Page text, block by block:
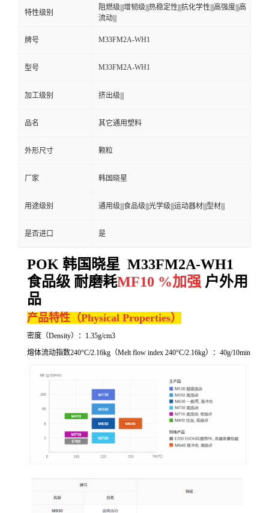
特性级别
阻燃级|||增韧级|||热稳定性|||抗化学性|||高强度|||高
流动|||
牌号 M33FM2A-WH1
型号 M33FM2A-WH1
加工级别 挤出级|||
品名 其它通用塑料
外形尺寸 颗粒
厂家 韩国晓星
用途级别 通用级|||食品级|||光学级|||运动器材|||型材|||
是否进口 是
POK 韩国晓星 M33FM2A-WH1
食品级 耐磨耗MF10 %加强 户外用
品
产品特性（Physical Properties）
密度（Density）：1.35g/cm3
熔体流动指数240°C/2.16kg （Melt flow index 240°C/2.16kg）： 40g/10min